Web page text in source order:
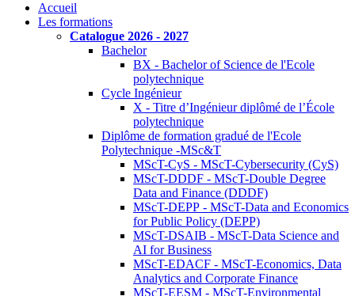
Accueil
Les formations
Catalogue 2026 - 2027
Bachelor
BX - Bachelor of Science de l'Ecole
polytechnique
Cycle Ingénieur
X - Titre d’Ingénieur diplômé de l’École
polytechnique
Diplôme de formation gradué de l'Ecole
Polytechnique -MSc&T
MScT-CyS - MScT-Cybersecurity (CyS)
MScT-DDDF - MScT-Double Degree
Data and Finance (DDDF)
MScT-DEPP - MScT-Data and Economics
for Public Policy (DEPP)
MScT-DSAIB - MScT-Data Science and
AI for Business
MScT-EDACF - MScT-Economics, Data
Analytics and Corporate Finance
MScT-EESM - MScT-Environmental